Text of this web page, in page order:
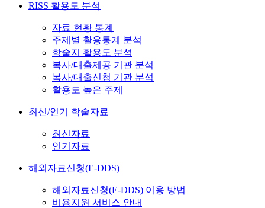
RISS 활용도 분석
자료 현황 통계
주제별 활용통계 분석
학술지 활용도 분석
복사/대출제공 기관 분석
복사/대출신청 기관 분석
활용도 높은 주제
최신/인기 학술자료
최신자료
인기자료
해외자료신청(E-DDS)
해외자료신청(E-DDS) 이용 방법
비용지원 서비스 안내